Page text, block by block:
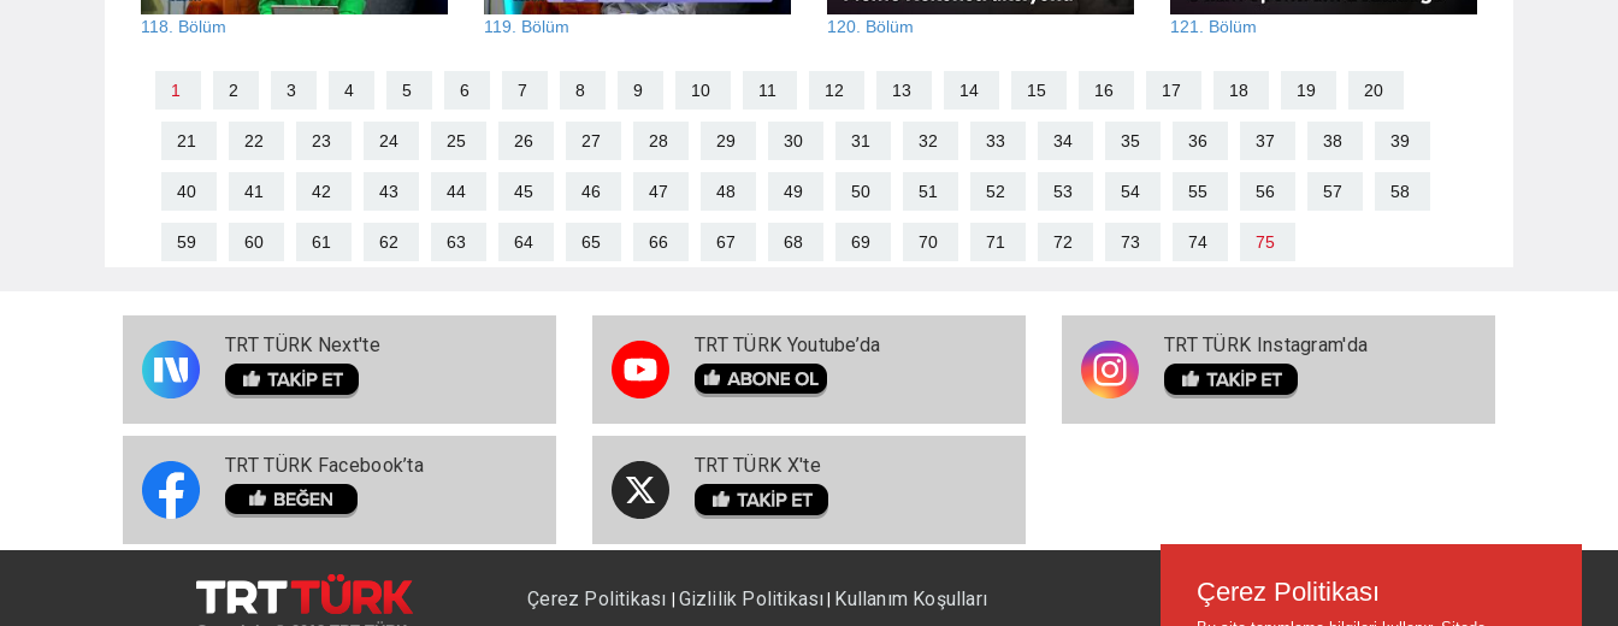
118. Bölüm 119. Bölüm 120. Bölüm 121. Bölüm
1 2 3 4 5 6 7 8 9 10 11 12 13 14 15 16 17 18 19 20
21 22 23 24 25 26 27 28 29 30 31 32 33 34 35 36 37 38 39
40 41 42 43 44 45 46 47 48 49 50 51 52 53 54 55 56 57 58
59 60 61 62 63 64 65 66 67 68 69 70 71 72 73 74 75
TRT TÜRK Next'te
TRT TÜRK Facebook’ta
TRT TÜRK Youtube’da
TRT TÜRK X'te
TRT TÜRK Instagram'da
Çerez Politikası Gizlilik Politikası Kullanım Koşulları Çerez Politikası